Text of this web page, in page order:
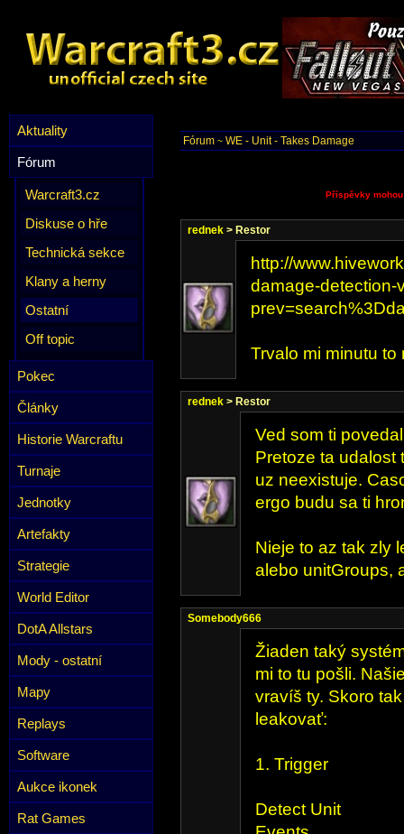
Aktuality
Fórum
Warcraft3.cz
Diskuse o hře
Technická sekce
Klany a herny
Ostatní
Off topic
Pokec
Články
Historie Warcraftu
Turnaje
Jednotky
Artefakty
Strategie
World Editor
DotA Allstars
Mody - ostatní
Mapy
Replays
Software
Aukce ikonek
Rat Games
Fórum ~ WE - Unit - Takes Damage
Příspěvky
rednek > Restor
http://
damage-detection-
Trvalo mi minutu to
rednek > Restor
Ved som ti
Pretoze ta udalost
uz neexistuje.
ergo budu sa ti
Nieje to az tak zly
alebo unitGroups,
Somebody666
Žiaden taký
mi to tu pošli.
vravíš ty. Skoro
leakovať:
1. Trigger
Detect Unit